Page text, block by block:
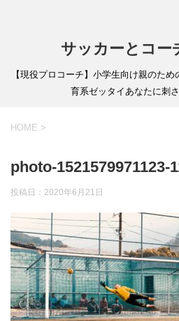
サッカーとコー
【現役プロコーチ】小学生向け親のた
育系ゼッタイあなたに刺
HOME >
photo-1521579971123-
投稿日： 2020年6月21日